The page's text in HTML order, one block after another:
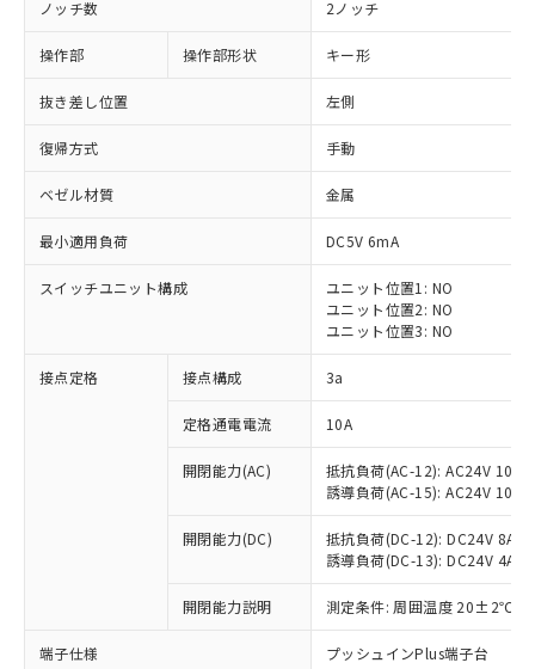
ノッチ数 2ノッチ
操作部 操作部形状 キー形
抜き差し位置 左側
復帰方式 手動
ベゼル材質 金属
最小適用負荷 DC5V 6mA
スイッチユニット構成
ユニット位置1: NO
ユニット位置2: NO
ユニット位置3: NO
接点定格 接点構成 3a
定格通電電流 10A
開閉能力(AC)
抵抗負荷(AC-12): AC24V 10A/
誘導負荷(AC-15): AC24V
開閉能力(DC)
抵抗負荷(DC-12): DC24V 8A/
誘導負荷(DC-13): DC24V 4A/
開閉能力説明 測定条件: 周囲温度 20±2℃、
端子仕様 プッシュインPlus端子台
ご利用条件
対応済み：EU RoHS指令（10物質）の
非含有に対応した製品が提供可能な商品で
対応予定：EU RoHS指令（10物質）の非含
有に対応した製品に切り替える予定のある
対応予定なし：EU RoHS指令（10物質）の